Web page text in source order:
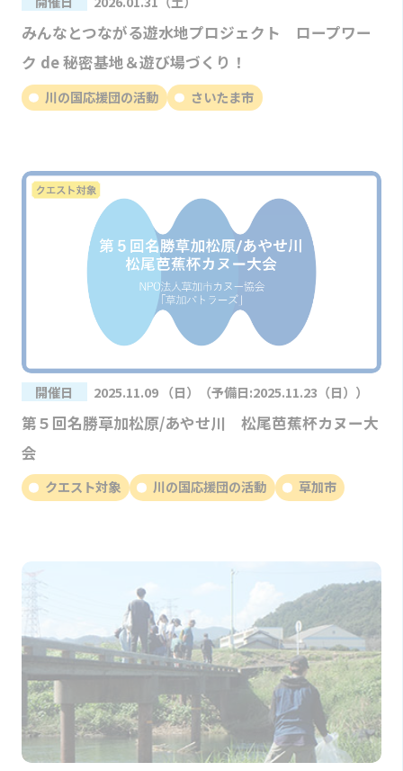
みんなとつながる遊水地プロジェクト ロープワー
ク de 秘密基地＆遊び場づくり！
川の国応援団の活動 さいたま市
開催日 2025.11.09 （日）（予備日:2025.11.23（日））
第５回名勝草加松原/あやせ川 松尾芭蕉杯カヌー大
会
クエスト対象 川の国応援団の活動 草加市